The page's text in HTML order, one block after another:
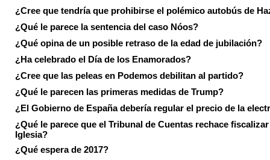
¿Cree que tendría que prohibirse el polémico autobús de
¿Qué le parece la sentencia del caso Nóos?
¿Qué opina de un posible retraso de la edad de jubilación?
¿Ha celebrado el Día de los Enamorados?
¿Cree que las peleas en Podemos debilitan al partido?
¿Qué le parecen las primeras medidas de Trump?
¿El Gobierno de España debería regular el precio de la
¿Qué le parece que el Tribunal de Cuentas rechace fiscalizar
Iglesia?
¿Qué espera de 2017?